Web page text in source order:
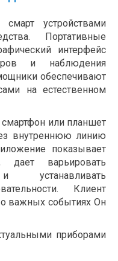
устройствами
Портативные
интерфейс
и наблюдения
обеспечивают
на естественном
смартфон или планшет
внутреннюю линию
показывает
варьировать
Клиент
важных событиях Он
приборами